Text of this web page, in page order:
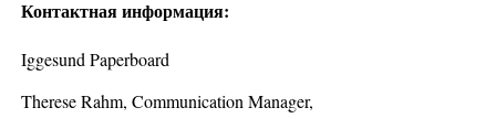
Контактная информация:
Iggesund Paperboard
Therese Rahm, Communication Manager,